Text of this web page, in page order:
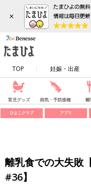
×
TOP 妊娠・出産
育児グッズ 病気・予防接種 離
ひよこクラブ アプリ
離乳食での大失敗
#36】